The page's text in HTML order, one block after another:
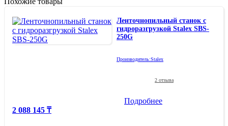
2 088 145 ₸
Ленточнопильный станок с
гидроразгрузкой Stalex SBS-
250G
Производитель:Stalex
2 отзыва
Подробнее